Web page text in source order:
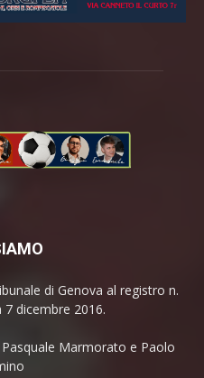
di Genova al registro n.
dicembre 2016.
Pasquale Marmorato e Paolo